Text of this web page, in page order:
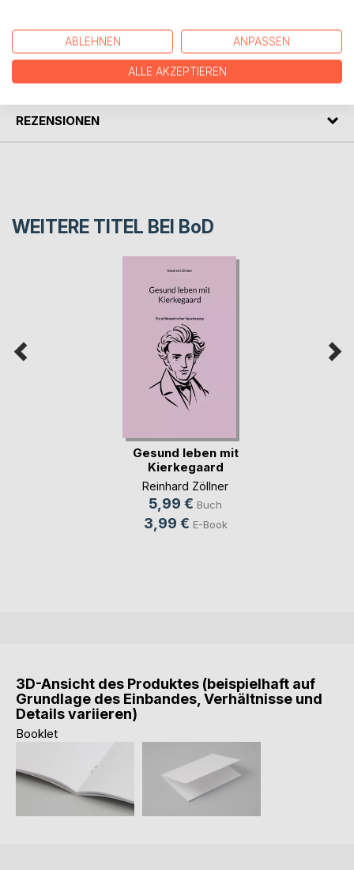
AUTOR/IN
REZENSIONEN
WEITERE TITEL BEI BoD
Gesund leben mit
Kierkegaard
Reinhard Zöllner
5,99 € Buch
3,99 € E-Book
3D-Ansicht des Produktes (beispielhaft auf
Grundlage des Einbandes, Verhältnisse und
Details variieren)
Booklet
ABLEHNEN ANPASSEN
ALLE AKZEPTIEREN